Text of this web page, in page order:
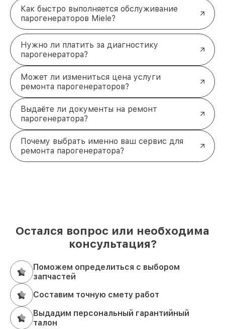
Как быстро выполняется обслуживание
парогенераторов Miele?
Нужно ли платить за диагностику
парогенератора?
Может ли измениться цена услуги
ремонта парогенераторов?
Выдаёте ли документы на ремонт
парогенератора?
Почему выбрать именно ваш сервис для
ремонта парогенератора?
Остался вопрос или необходима
консультация?
Поможем определиться с выбором
запчастей
Составим точную смету работ
Выдадим персональный гарантийный
талон